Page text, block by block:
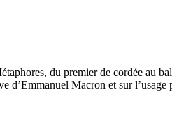
du premier de cordée au
d’Emmanuel Macron et sur l’usage